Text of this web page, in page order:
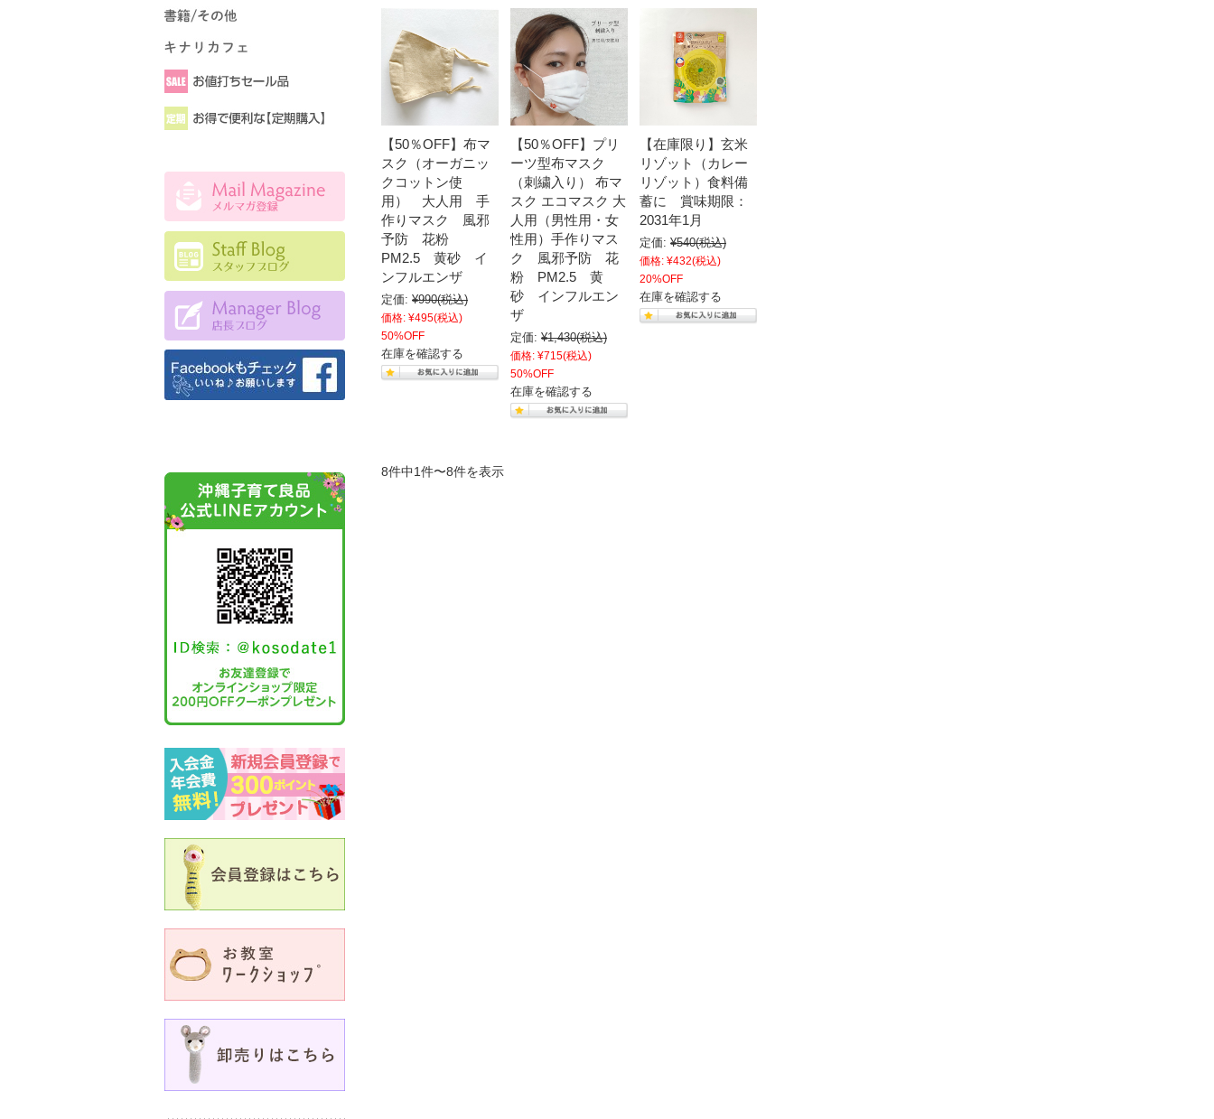
【50％OFF】布マ
スク（オーガニッ
クコットン使
用） 大人用 手
作りマスク 風邪
予防 花粉
PM2.5 黄砂 イ
ンフルエンザ
定価: ¥990(税込)
価格: ¥495(税込)
50%OFF
在庫を確認する
【50％OFF】プリ
ーツ型布マスク
（刺繍入り） 布マ
スク エコマスク 大
人用（男性用・女
性用）手作りマス
ク 風邪予防 花
粉 PM2.5 黄
砂 インフルエン
ザ
定価: ¥1,430(税込)
価格: ¥715(税込)
50%OFF
在庫を確認する
【在庫限り】玄米
リゾット（カレー
リゾット）食料備
蓄に 賞味期限：
2031年1月
定価: ¥540(税込)
価格: ¥432(税込)
20%OFF
在庫を確認する
8件中1件〜8件を表示